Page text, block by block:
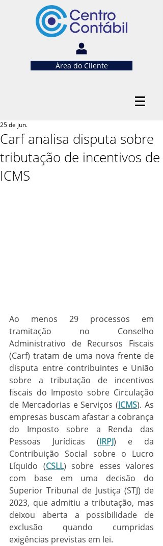
Área do Cliente
Carf analisa disputa sobre
tributação de incentivos de
ICMS
25 de jun.
Ao menos 29 processos em
tramitação no Conselho
Administrativo de Recursos Fiscais
(Carf) tratam de uma nova frente de
disputa entre contribuintes e União
sobre a tributação de incentivos
fiscais do Imposto sobre Circulação
de Mercadorias e Serviços (ICMS). As
empresas buscam afastar a cobrança
do Imposto sobre a Renda das
Pessoas Jurídicas (IRPJ) e da
Contribuição Social sobre o Lucro
Líquido (CSLL) sobre esses valores
com base em uma decisão do
Superior Tribunal de Justiça (STJ) de
2023, que admitiu a tributação, mas
deixou aberta a possibilidade de
exclusão quando cumpridas
exigências previstas em lei.